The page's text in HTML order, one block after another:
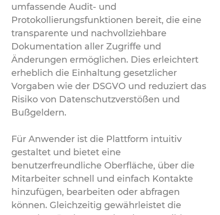
umfassende Audit- und
Protokollierungsfunktionen bereit, die eine
transparente und nachvollziehbare
Dokumentation aller Zugriffe und
Änderungen ermöglichen. Dies erleichtert
erheblich die Einhaltung gesetzlicher
Vorgaben wie der DSGVO und reduziert das
Risiko von Datenschutzverstößen und
Bußgeldern.
Für Anwender ist die Plattform intuitiv
gestaltet und bietet eine
benutzerfreundliche Oberfläche, über die
Mitarbeiter schnell und einfach Kontakte
hinzufügen, bearbeiten oder abfragen
können. Gleichzeitig gewährleistet die